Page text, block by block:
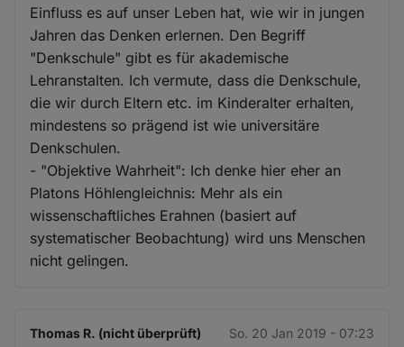
Einfluss es auf unser Leben hat, wie wir in jungen
Jahren das Denken erlernen. Den Begriff
"Denkschule" gibt es für akademische
Lehranstalten. Ich vermute, dass die Denkschule,
die wir durch Eltern etc. im Kinderalter erhalten,
mindestens so prägend ist wie universitäre
Denkschulen.
- "Objektive Wahrheit": Ich denke hier eher an
Platons Höhlengleichnis: Mehr als ein
wissenschaftliches Erahnen (basiert auf
systematischer Beobachtung) wird uns Menschen
nicht gelingen.
Thomas R. (nicht überprüft) So. 20 Jan 2019 - 07:23